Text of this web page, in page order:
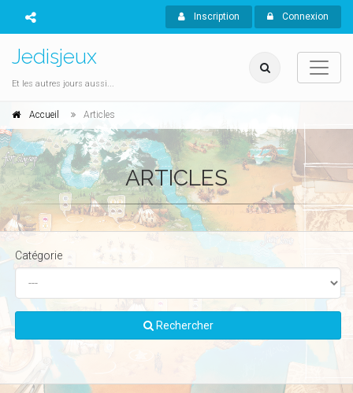
Inscription Connexion
Jedisjeux
Et les autres jours aussi...
Accueil Articles
ARTICLES
Catégorie
Rechercher